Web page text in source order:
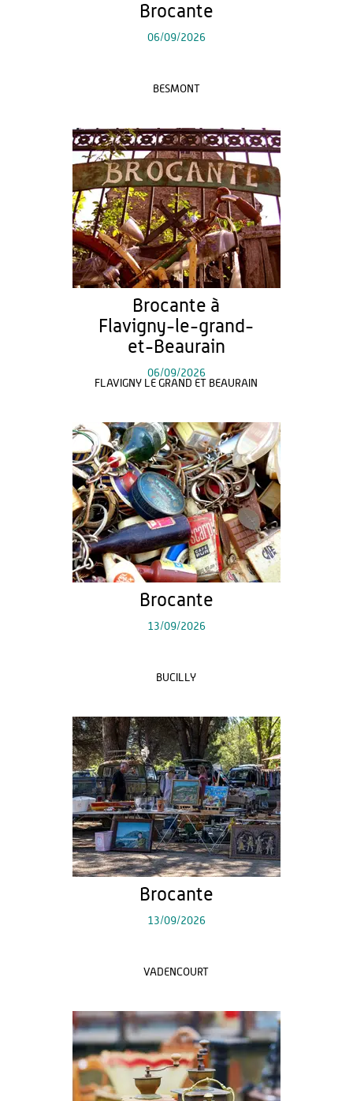
Brocante
06/09/2026
BESMONT
Brocante à
Flavigny-le-grand-
et-Beaurain
06/09/2026
FLAVIGNY LE GRAND ET BEAURAIN
Brocante
13/09/2026
BUCILLY
Brocante
13/09/2026
VADENCOURT